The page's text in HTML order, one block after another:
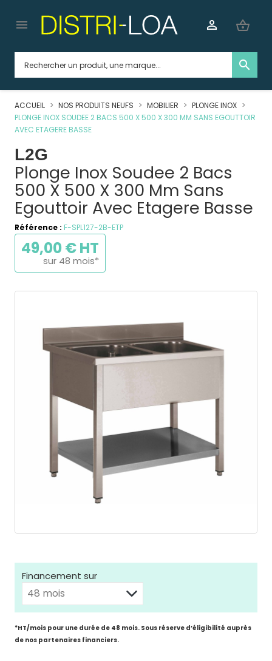
search
 shopping_basket

ACCUEIL NOS PRODUITS NEUFS MOBILIER
PLONGE INOX
PLONGE INOX SOUDEE 2 BACS 500 X 500 X 300 MM SANS EGOUTTOIR
AVEC ETAGERE BASSE
L2G
Plonge Inox Soudee 2 Bacs
500 X 500 X 300 Mm Sans
Egouttoir Avec Etagere Basse
Référence : F-SPL127-2B-ETP
49,00 € HT
sur 48 mois*
Financement sur
*HT/mois pour une durée de 48 mois. Sous réserve d’éligibilité auprès
de nos partenaires financiers.